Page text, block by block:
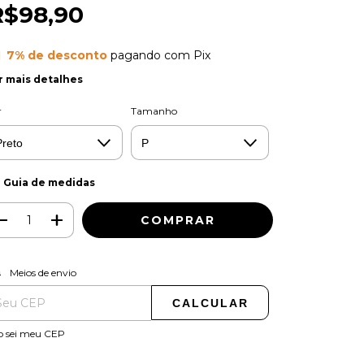
7% de descontopagando com Pix
mais detalhes
Tamanho
Guia de medidas
para o CEP:
Meios de envio
CALCULAR
sei meu CEP